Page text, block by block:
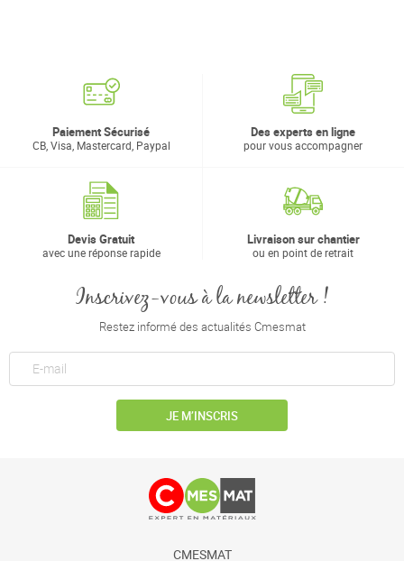
Paiement Sécurisé
CB, Visa, Mastercard, Paypal
Des experts en ligne
pour vous accompagner
Devis Gratuit
avec une réponse rapide
Livraison sur chantier
ou en point de retrait
Inscrivez-vous à la newsletter !
Restez informé des actualités Cmesmat
JE M’INSCRIS
CMESMAT